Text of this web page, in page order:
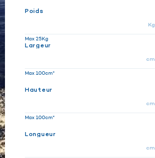
Poids
Kg
Max 25Kg
Largeur
cm
Max 100cm*
Hauteur
cm
Max 100cm*
Longueur
cm